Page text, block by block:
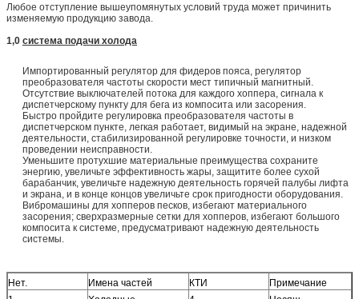
Любое отступление вышеупомянутых условий труда может причинить
изменяемую продукцию завода.
1,0 система подачи холода
Импортированный регулятор для фидеров пояса, регулятор
преобразователя частоты скорости мест типичный магнитный.
Отсутствие выключателей потока для каждого хоппера, сигнала к
диспетчерскому пункту для бега из компосита или засорения.
Быстро пройдите регулировка преобразователя частоты в
диспетчерском пункте, легкая работает, видимый на экране, надежной
деятельности, стабилизированной регулировке точности, и низком
проведении неисправности.
Уменьшите протухшие материальные преимущества сохраните
энергию, увеличьте эффективность жары, защитите более сухой
барабанчик, увеличьте надежную деятельность горячей палубы лифта
и экрана, и в конце концов увеличьте срок пригодности оборудования.
Вибромашины для хопперов песков, избегают материального
засорения; сверхразмерные сетки для хопперов, избегают большого
компосита к системе, предусматривают надежную деятельность
системы.
Нет. Имена частей КТИ
Примечание